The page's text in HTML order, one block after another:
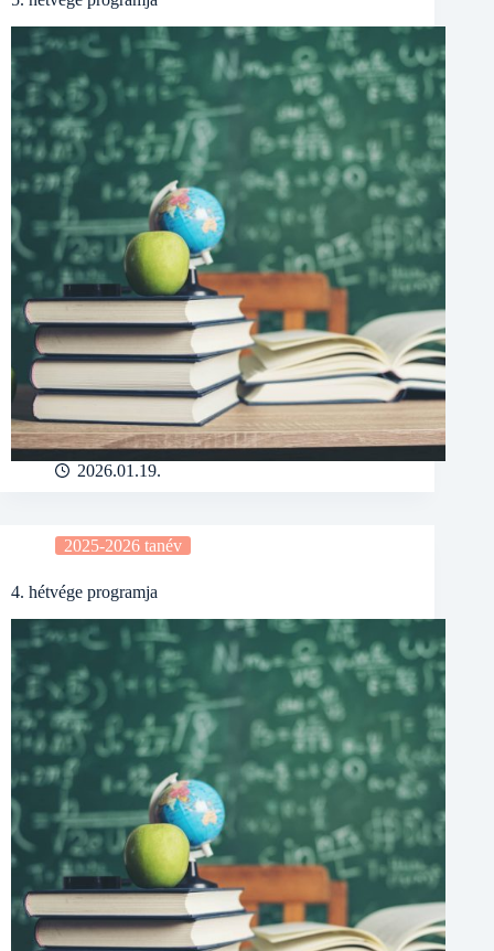
2026.01.19.
2025-2026 tanév
4. hétvége programja